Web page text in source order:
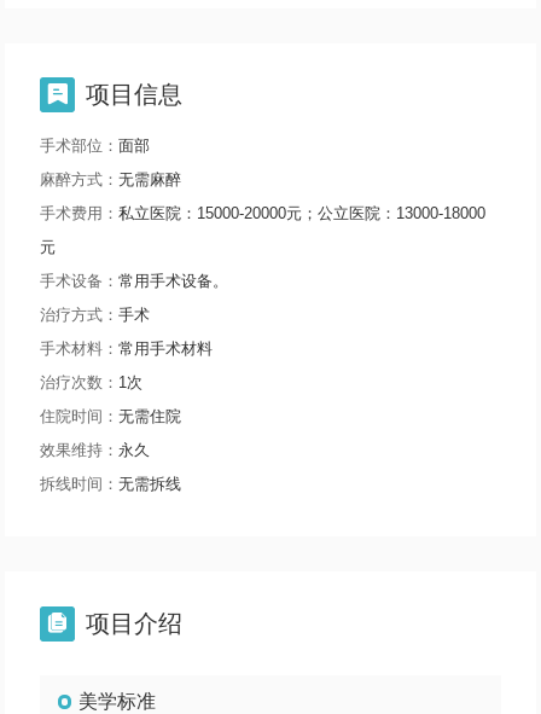
 项目信息
手术部位： 面部
麻醉方式：无需麻醉
手术费用：私立医院：15000-20000元；公立医院：13000-18000
元
手术设备：常用手术设备。
治疗方式：手术
手术材料：常用手术材料
治疗次数： 1次
住院时间：无需住院
效果维持：永久
拆线时间：无需拆线
 项目介绍
美学标准